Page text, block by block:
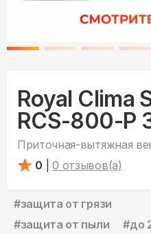
Royal Clima
RCS-800-P
Приточная-вытяжная
0
0 отзывов(а)
#защита от грязи
#защита от пыли #до